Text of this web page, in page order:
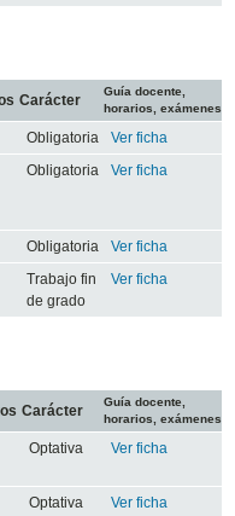
Carácter
Guía docente,
horarios, exámenes
Obligatoria
Ver ficha
Obligatoria Ver ficha
Obligatoria
Ver ficha
Trabajo fin
de grado
Ver ficha
Carácter
Guía docente,
horarios, exámenes
Optativa Ver ficha
Optativa
Ver ficha